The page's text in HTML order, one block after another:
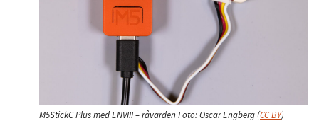
M5StickC Plus med ENVIII – råvärden Foto:Oscar Engberg(CC BY)